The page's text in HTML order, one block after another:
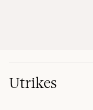
Utrikes